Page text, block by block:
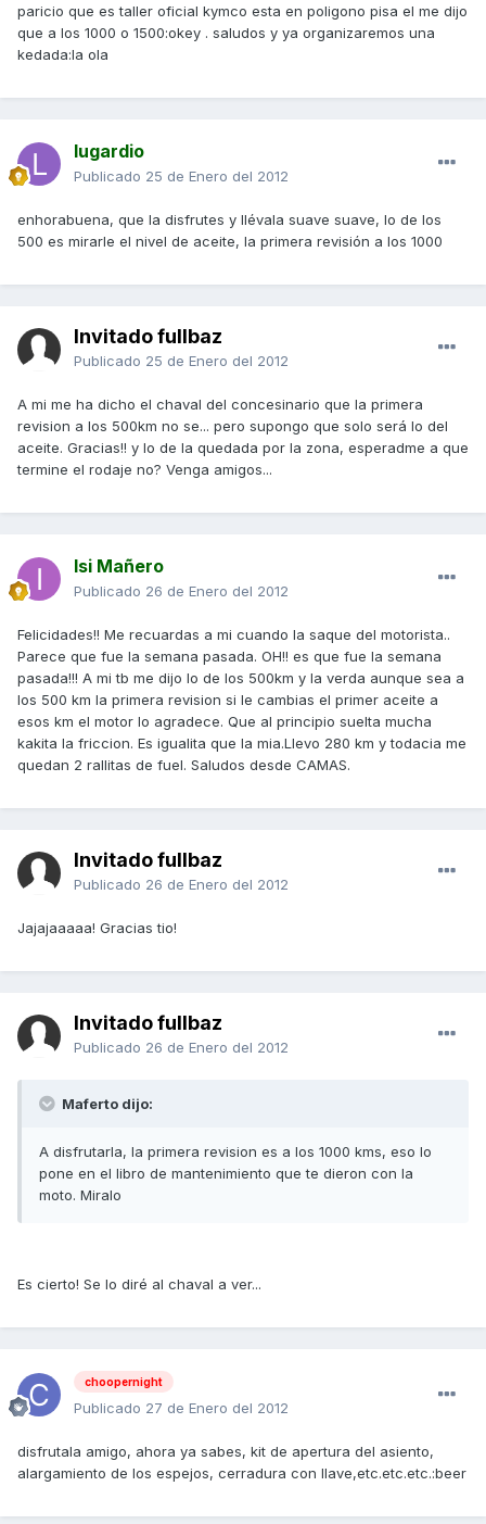
paricio que es taller oficial kymco esta en poligono pisa el me dijo
que a los 1000 o 1500:okey . saludos y ya organizaremos una
kedada:la ola
lugardio
Publicado 25 de Enero del 2012
enhorabuena, que la disfrutes y llévala suave suave, lo de los
500 es mirarle el nivel de aceite, la primera revisión a los 1000
Invitado fullbaz
Publicado 25 de Enero del 2012
A mi me ha dicho el chaval del concesinario que la primera
revision a los 500km no se... pero supongo que solo será lo del
aceite. Gracias!! y lo de la quedada por la zona, esperadme a que
termine el rodaje no? Venga amigos...
Isi Mañero
Publicado 26 de Enero del 2012
Felicidades!! Me recuardas a mi cuando la saque del motorista..
Parece que fue la semana pasada. OH!! es que fue la semana
pasada!!! A mi tb me dijo lo de los 500km y la verda aunque sea a
los 500 km la primera revision si le cambias el primer aceite a
esos km el motor lo agradece. Que al principio suelta mucha
kakita la friccion. Es igualita que la mia.Llevo 280 km y todacia me
quedan 2 rallitas de fuel. Saludos desde CAMAS.
Invitado fullbaz
Publicado 26 de Enero del 2012
Jajajaaaaa! Gracias tio!
Invitado fullbaz
Publicado 26 de Enero del 2012
Maferto dijo:
A disfrutarla, la primera revision es a los 1000 kms, eso lo
pone en el libro de mantenimiento que te dieron con la
moto. Miralo
Es cierto! Se lo diré al chaval a ver...
choopernight
Publicado 27 de Enero del 2012
disfrutala amigo, ahora ya sabes, kit de apertura del asiento,
alargamiento de los espejos, cerradura con llave,etc.etc.etc.:beer